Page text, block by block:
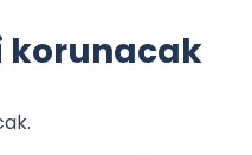
korunacak